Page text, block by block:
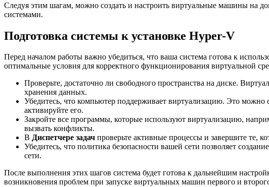
Следуя этим шагам, можно создать и настроить виртуальные машины на
системами.
Подготовка системы к установке Hyper-V
Перед началом работы важно убедиться, что ваша система готова к
оптимальные условия для корректного функционирования виртуальной
Проверьте, достаточно ли свободного пространства на диске.
хранения данных.
Убедитесь, что компьютер поддерживает виртуализацию. Это можно
активируйте его.
Закройте все программы, которые используют виртуализацию,
вызвать конфликты.
В Диспетчере задач проверьте активные процессы и завершите те,
Убедитесь, что политика безопасности вашей сети позволяет
сети.
После выполнения этих шагов система будет готова к дальнейшим
возникновения проблем при запуске виртуальных машин первого и